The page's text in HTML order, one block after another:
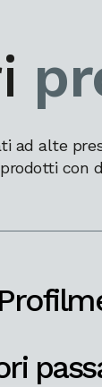
ad alte
con